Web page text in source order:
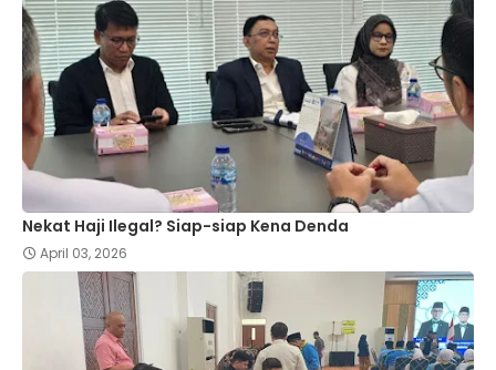
Nekat Haji Ilegal? Siap-siap Kena Denda
April 03, 2026